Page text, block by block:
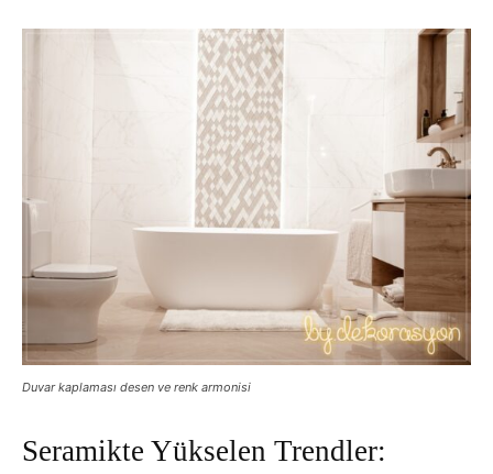
Duvar kaplaması desen ve renk armonisi
Seramikte Yükselen Trendler: